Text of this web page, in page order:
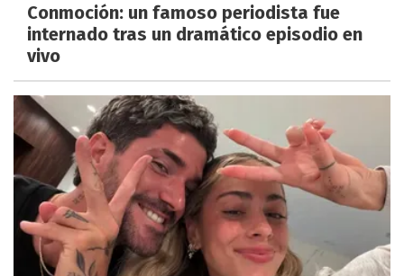
Conmoción: un famoso periodista fue
internado tras un dramático episodio en
vivo